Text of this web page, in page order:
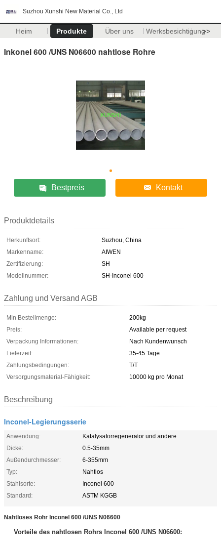
Suzhou Xunshi New Material Co., Ltd
Heim Produkte Über uns Werksbesichtigung>>
Inkonel 600 /UNS N06600 nahtlose Rohre
Bestpreis Kontakt
Produktdetails
Herkunftsort:
Suzhou, China
Markenname:
AIWEN
Zertifizierung:
SH
Modellnummer:
SH-Inconel 600
Zahlung und Versand AGB
Min Bestellmenge:
200kg
Preis:
Available per request
Verpackung Informationen:
Nach Kundenwunsch
Lieferzeit:
35-45 Tage
Zahlungsbedingungen:
T/T
Versorgungsmaterial-Fähigkeit:
10000 kg pro Monat
Beschreibung
Inconel-Legierungsserie
Anwendung:
Katalysatorregenerator und andere
Dicke:
0.5-35mm
Außendurchmesser:
6-355mm
Typ:
Nahtlos
Stahlsorte:
Inconel 600
Standard:
ASTM KGGB
Nahtloses Rohr Inconel 600 /UNS N06600
Vorteile des nahtlosen Rohrs Inconel 600 /UNS N06600: